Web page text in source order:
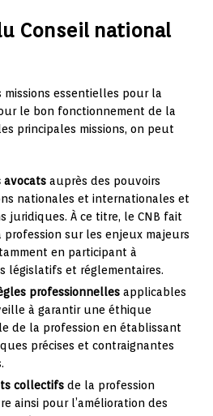
Conseil national
missions essentielles pour la
le bon fonctionnement de la
principales missions, on peut
avocats auprès des pouvoirs
nationales et internationales et
juridiques. À ce titre, le CNB fait
sur les enjeux majeurs
en participant à
législatifs et réglementaires.
professionnelles applicables
à garantir une éthique
de la profession en établissant
précises et contraignantes
collectifs de la profession
ainsi pour l’amélioration des